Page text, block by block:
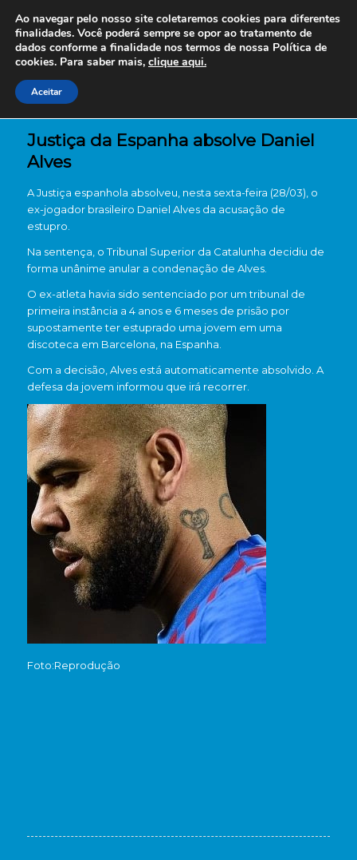
Justiça da Espanha absolve Daniel
Alves
A Justiça espanhola absolveu, nesta sexta-feira (28/03), o
ex-jogador brasileiro Daniel Alves da acusação de
estupro.
Na sentença, o Tribunal Superior da Catalunha decidiu de
forma unânime anular a condenação de Alves.
O ex-atleta havia sido sentenciado por um tribunal de
primeira instância a 4 anos e 6 meses de prisão por
supostamente ter estuprado uma jovem em uma
discoteca em Barcelona, na Espanha.
Com a decisão, Alves está automaticamente absolvido. A
defesa da jovem informou que irá recorrer.
Foto:Reprodução
Ao navegar pelo nosso site coletaremos cookies para diferentes
finalidades. Você poderá sempre se opor ao tratamento de
dados conforme a finalidade nos termos de nossa Política de
cookies. Para saber mais, clique aqui.
Aceitar